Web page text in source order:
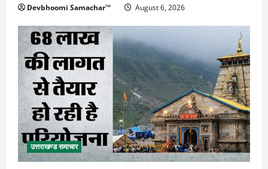
Devbhoomi Samachar™ August 6, 2026
उत्तराखण्ड समाचार